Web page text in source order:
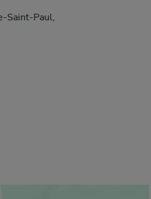
Saint-Paul,
hyperlien s'ouvrira dans une